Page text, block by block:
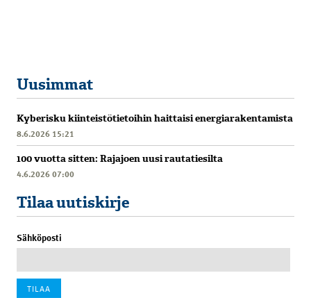
Uusimmat
Kyberisku kiinteistötietoihin haittaisi energiarakentamista
8.6.2026 15:21
100 vuotta sitten: Rajajoen uusi rautatiesilta
4.6.2026 07:00
Tilaa uutiskirje
Sähköposti